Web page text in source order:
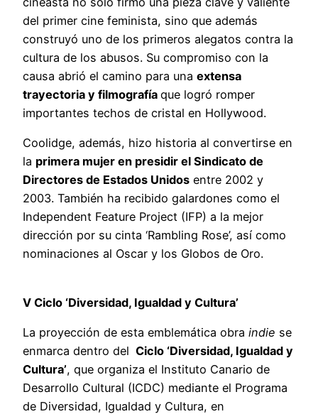
del primer cine feminista, sino que además
construyó uno de los primeros alegatos contra la
cultura de los abusos. Su compromiso con la
causa abrió el camino para una extensa
trayectoria y filmografía que logró romper
importantes techos de cristal en Hollywood.
Coolidge, además, hizo historia al convertirse en
la primera mujer en presidir el Sindicato de
Directores de Estados Unidos entre 2002 y
2003. También ha recibido galardones como el
Independent Feature Project (IFP) a la mejor
dirección por su cinta ‘Rambling Rose’, así como
nominaciones al Oscar y los Globos de Oro.
V Ciclo ‘Diversidad, Igualdad y Cultura’
La proyección de esta emblemática obra indie se
enmarca dentro del Ciclo ‘Diversidad, Igualdad y
Cultura’, que organiza el Instituto Canario de
Desarrollo Cultural (ICDC) mediante el Programa
de Diversidad, Igualdad y Cultura, en